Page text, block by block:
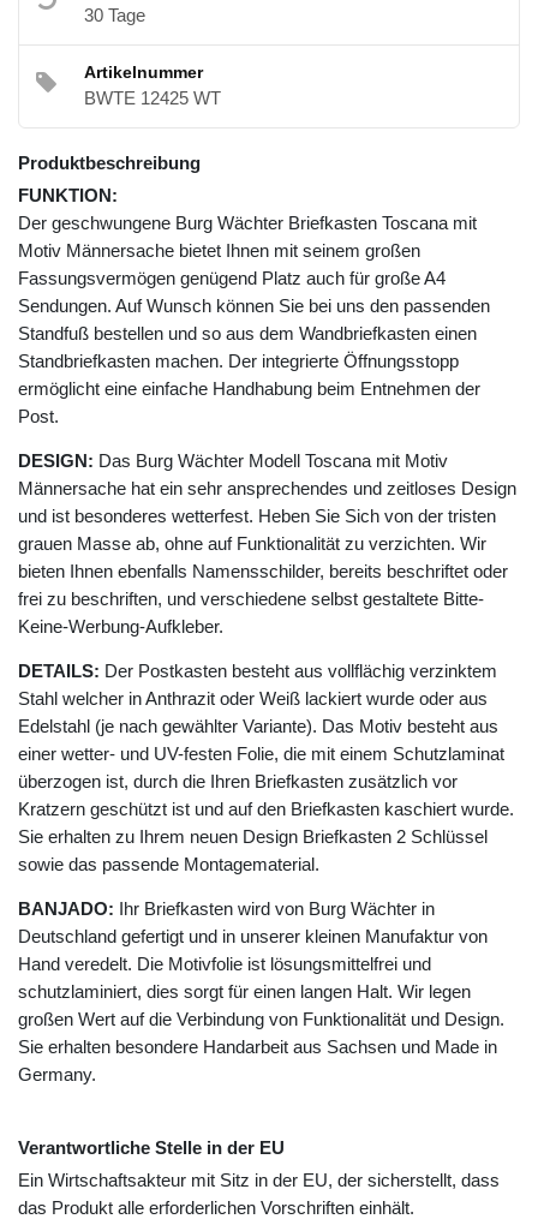
30 Tage
Artikelnummer
BWTE 12425 WT
Produktbeschreibung
FUNKTION:
Der geschwungene Burg Wächter Briefkasten Toscana mit
Motiv Männersache bietet Ihnen mit seinem großen
Fassungsvermögen genügend Platz auch für große A4
Sendungen. Auf Wunsch können Sie bei uns den passenden
Standfuß bestellen und so aus dem Wandbriefkasten einen
Standbriefkasten machen. Der integrierte Öffnungsstopp
ermöglicht eine einfache Handhabung beim Entnehmen der
Post.
DESIGN: Das Burg Wächter Modell Toscana mit Motiv
Männersache hat ein sehr ansprechendes und zeitloses Design
und ist besonderes wetterfest. Heben Sie Sich von der tristen
grauen Masse ab, ohne auf Funktionalität zu verzichten. Wir
bieten Ihnen ebenfalls Namensschilder, bereits beschriftet oder
frei zu beschriften, und verschiedene selbst gestaltete Bitte-
Keine-Werbung-Aufkleber.
DETAILS: Der Postkasten besteht aus vollflächig verzinktem
Stahl welcher in Anthrazit oder Weiß lackiert wurde oder aus
Edelstahl (je nach gewählter Variante). Das Motiv besteht aus
einer wetter- und UV-festen Folie, die mit einem Schutzlaminat
überzogen ist, durch die Ihren Briefkasten zusätzlich vor
Kratzern geschützt ist und auf den Briefkasten kaschiert wurde.
Sie erhalten zu Ihrem neuen Design Briefkasten 2 Schlüssel
sowie das passende Montagematerial.
BANJADO: Ihr Briefkasten wird von Burg Wächter in
Deutschland gefertigt und in unserer kleinen Manufaktur von
Hand veredelt. Die Motivfolie ist lösungsmittelfrei und
schutzlaminiert, dies sorgt für einen langen Halt. Wir legen
großen Wert auf die Verbindung von Funktionalität und Design.
Sie erhalten besondere Handarbeit aus Sachsen und Made in
Germany.
Verantwortliche Stelle in der EU
Ein Wirtschaftsakteur mit Sitz in der EU, der sicherstellt, dass
das Produkt alle erforderlichen Vorschriften einhält.